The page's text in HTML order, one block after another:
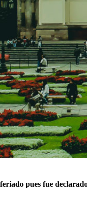
pues fue